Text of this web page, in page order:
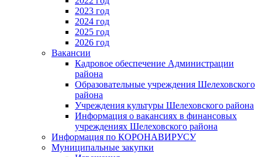
2023 год
2024 год
2025 год
2026 год
Вакансии
Кадровое обеспечение Администрации
района
Образовательные учреждения Шелеховского
района
Учреждения культуры Шелеховского района
Информация о вакансиях в финансовых
учреждениях Шелеховского района
Информация по КОРОНАВИРУСУ
Муниципальные закупки